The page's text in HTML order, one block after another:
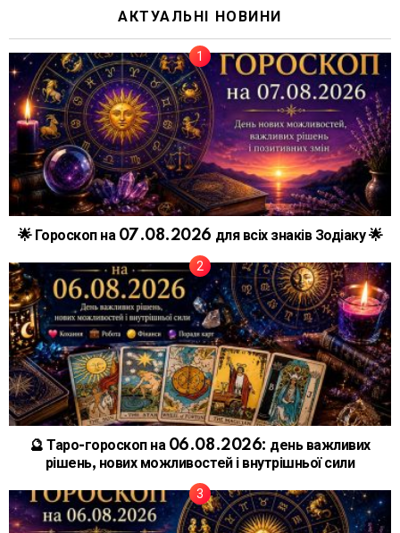
АКТУАЛЬНІ НОВИНИ
🌟 Гороскоп на 07.08.2026 для всіх знаків Зодіаку 🌟
🔮 Таро-гороскоп на 06.08.2026: день важливих
рішень, нових можливостей і внутрішньої сили